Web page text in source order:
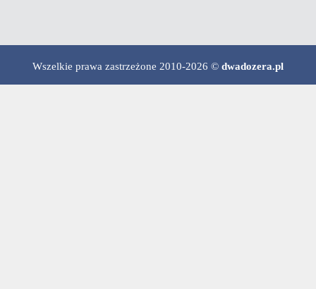
Wszelkie prawa zastrzeżone 2010-2026 © dwadozera.pl